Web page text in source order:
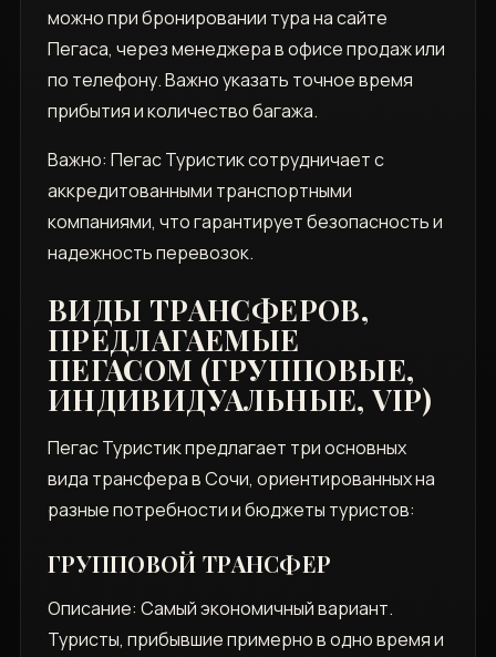
можно при бронировании тура на сайте
Пегаса, через менеджера в офисе продаж или
по телефону. Важно указать точное время
прибытия и количество багажа.
Важно: Пегас Туристик сотрудничает с
аккредитованными транспортными
компаниями, что гарантирует безопасность и
надежность перевозок.
ВИДЫ ТРАНСФЕРОВ,
ПРЕДЛАГАЕМЫЕ
ПЕГАСОМ (ГРУППОВЫЕ,
ИНДИВИДУАЛЬНЫЕ, VIP)
Пегас Туристик предлагает три основных
вида трансфера в Сочи, ориентированных на
разные потребности и бюджеты туристов:
ГРУППОВОЙ ТРАНСФЕР
Описание: Самый экономичный вариант.
Туристы, прибывшие примерно в одно время и